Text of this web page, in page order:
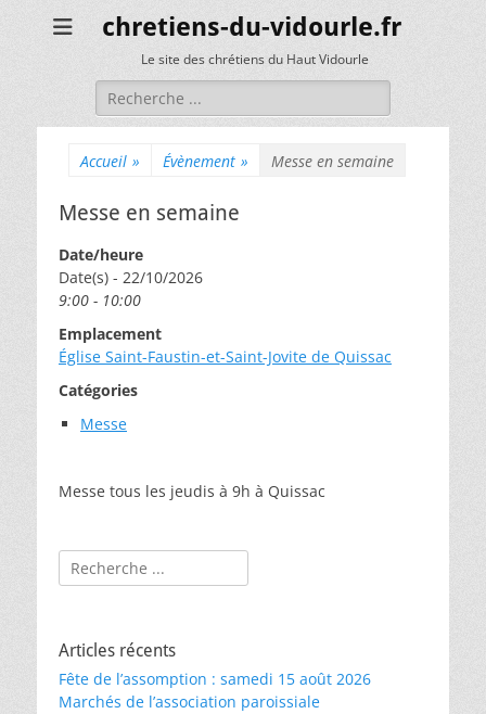
chretiens-du-vidourle.fr
Le site des chrétiens du Haut Vidourle
Rechercher :
Accueil » Évènement » Messe en semaine
Messe en semaine
Date/heure
Date(s) - 22/10/2026
9:00 - 10:00
Emplacement
Église Saint-Faustin-et-Saint-Jovite de Quissac
Catégories
Messe
Messe tous les jeudis à 9h à Quissac
Rechercher :
Articles récents
Fête de l’assomption : samedi 15 août 2026
Marchés de l’association paroissiale